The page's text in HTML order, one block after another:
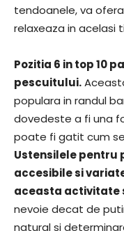
tendoanele, va
relaxeaza in acelasi
Pozitia 6 in top 10
pescuitului.
populara in randul
dovedeste a fi una
poate fi gatit cum
Ustensilele pentru
accesibile si
aceasta activitate
nevoie decat de
natural si